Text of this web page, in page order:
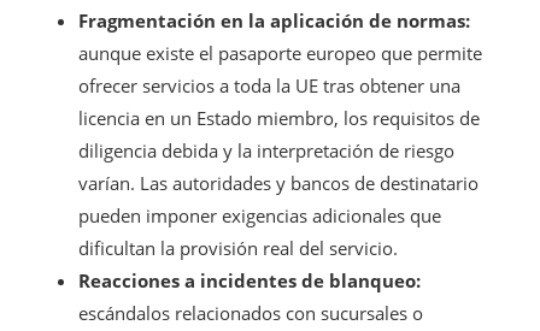
Fragmentación en la aplicación de normas:
aunque existe el pasaporte europeo que permite
ofrecer servicios a toda la UE tras obtener una
licencia en un Estado miembro, los requisitos de
diligencia debida y la interpretación de riesgo
varían. Las autoridades y bancos de destinatario
pueden imponer exigencias adicionales que
dificultan la provisión real del servicio.
Reacciones a incidentes de blanqueo:
escándalos relacionados con sucursales o